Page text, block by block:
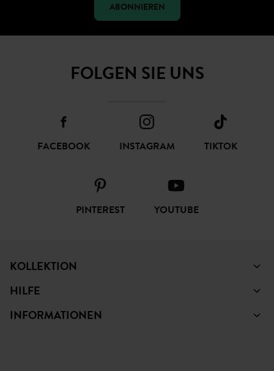
ABONNIEREN
FOLGEN SIE UNS
FACEBOOK INSTAGRAM TIKTOK
PINTEREST YOUTUBE
KOLLEKTION
HILFE
INFORMATIONEN